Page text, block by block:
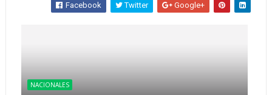
Facebook Twitter Google+
NACIONALES